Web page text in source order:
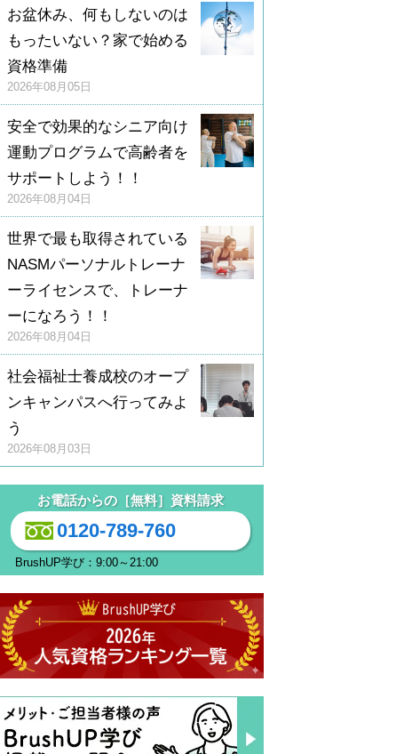
お盆休み、何もしないのは
もったいない？家で始める
資格準備
2026年08月05日
安全で効果的なシニア向け
運動プログラムで高齢者を
サポートしよう！！
2026年08月04日
世界で最も取得されている
NASMパーソナルトレーナ
ーライセンスで、トレーナ
ーになろう！！
2026年08月04日
社会福祉士養成校のオープ
ンキャンパスへ行ってみよ
う
2026年08月03日
お電話からの［無料］資料請求
0120-789-760
BrushUP学び：9:00～21:00